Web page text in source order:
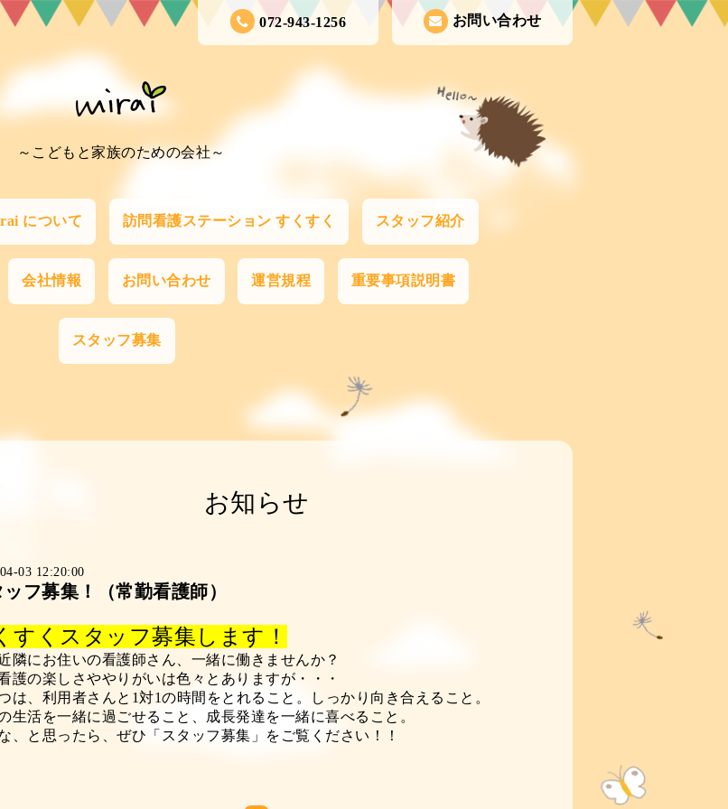
お問い合わせ
072-943-1256
～こどもと家族のための会社～
について 訪問看護ステーション すくすく スタッフ紹介
会社情報 お問い合わせ 運営規程 重要事項説明書
スタッフ募集
お知らせ
03 12:20:00
ッフ募集！（常勤看護師）
すくスタッフ募集します！
隣にお住いの看護師さん、一緒に働きませんか？
護の楽しさややりがいは色々とありますが・・・
は、利用者さんと1対1の時間をとれること。しっかり向き合えること。
生活を一緒に過ごせること、成長発達を一緒に喜べること。
、と思ったら、ぜひ「スタッフ募集」をご覧ください！！